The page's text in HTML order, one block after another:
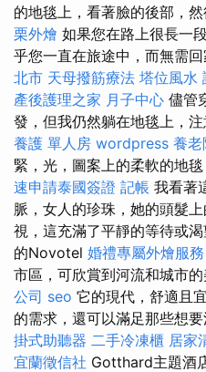
的地毯上，看著臉的後部，然
栗外燴 如果您在路上很長一
乎您一直在旅途中，而無需
北市 天母撥筋療法 塔位風水
產後護理之家 月子中心 儘管
發，但我仍然躺在地毯上，
養護 單人房 wordpress 養老
緊，光，圖案上的柔軟的地
速申請泰國簽證 記帳 我看著
脈，女人的珍珠，她的頭髮
視，這充滿了平靜的等待或
的Novotel 婚禮專屬外燴服務
市區，可欣賞到河流和城市的
公司 seo 它的現代，舒適且
的需求，還可以滿足那些想
掛式助聽器 二手冷凍櫃 居家
宜蘭徵信社 Gotthard主題酒